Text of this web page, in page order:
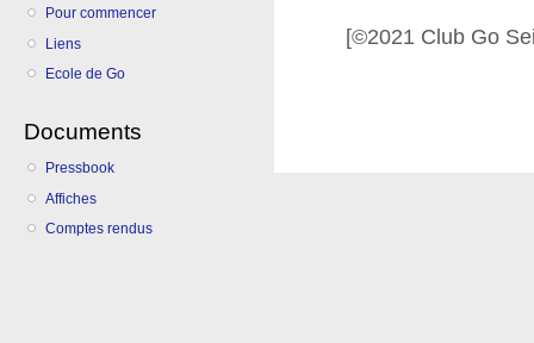
Pour commencer
Liens
Ecole de Go
Documents
Pressbook
Affiches
Comptes rendus
[©2021 Club Go